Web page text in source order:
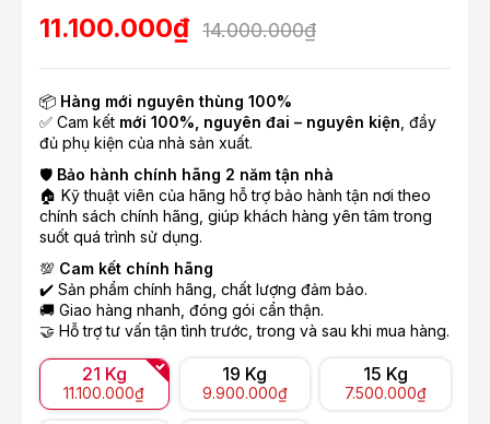
11.100.000₫ 14.000.000₫
📦 Hàng mới nguyên thùng 100%
✅ Cam kết mới 100%, nguyên đai – nguyên kiện, đầy
đủ phụ kiện của nhà sản xuất.
🛡️ Bảo hành chính hãng 2 năm tận nhà
🏠 Kỹ thuật viên của hãng hỗ trợ bảo hành tận nơi theo
chính sách chính hãng, giúp khách hàng yên tâm trong
suốt quá trình sử dụng.
💯 Cam kết chính hãng
✔️ Sản phẩm chính hãng, chất lượng đảm bảo.
🚚 Giao hàng nhanh, đóng gói cẩn thận.
🤝 Hỗ trợ tư vấn tận tình trước, trong và sau khi mua hàng.
21 Kg
11.100.000₫
19 Kg
9.900.000₫
15 Kg
7.500.000₫